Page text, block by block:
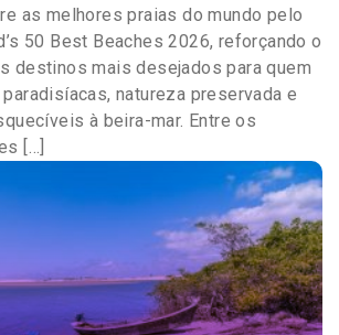
as melhores praias do mundo pelo
50 Best Beaches 2026, reforçando o
destinos mais desejados para quem
natureza preservada e
à beira-mar. Entre os
[…]